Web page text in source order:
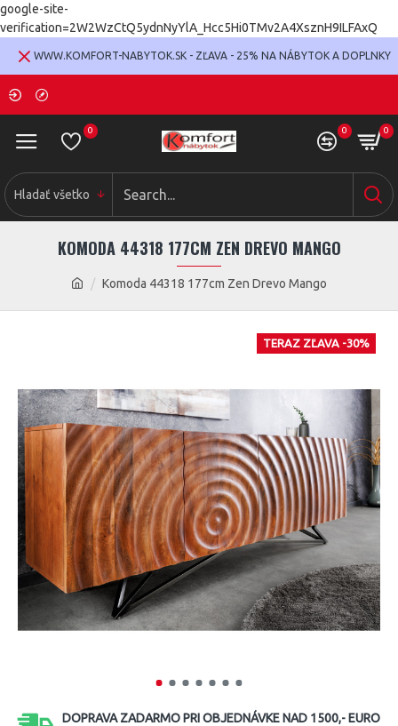
google-site-
verification=2W2WzCtQ5ydnNyYlA_Hcc5Hi0TMv2A4XsznH9ILFAxQ
WWW.KOMFORT-NABYTOK.SK - ZĽAVA - 25% NA NÁBYTOK A DOPLNKY
0 0 0
Hladať všetko
Komoda 44318 177cm Zen Drevo Mango
KOMODA 44318 177CM ZEN DREVO MANGO
TERAZ ZĽAVA -30%
DOPRAVA ZADARMO PRI OBJEDNÁVKE NAD 1500,- EURO